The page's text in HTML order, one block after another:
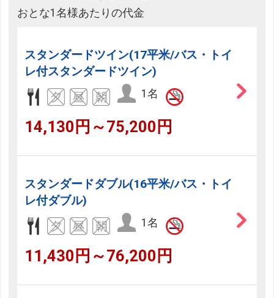
おとな1名様あたりの代金
スタンダードツイン(17平米/バス・トイ
レ付スタンダードツイン)
1名
14,130円～75,200円
スタンダードダブル(16平米/バス・トイ
レ付ダブル)
1名
11,430円～76,200円